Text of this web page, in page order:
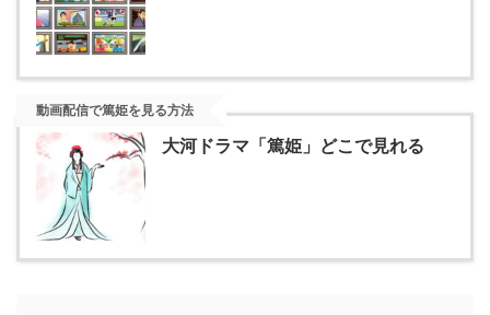
動画配信で篤姫を見る方法
大河ドラマ「篤姫」どこで見れる